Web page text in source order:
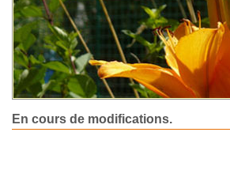
En cours de modifications.